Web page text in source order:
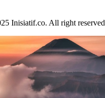
Inisiatif.co. All right reserved